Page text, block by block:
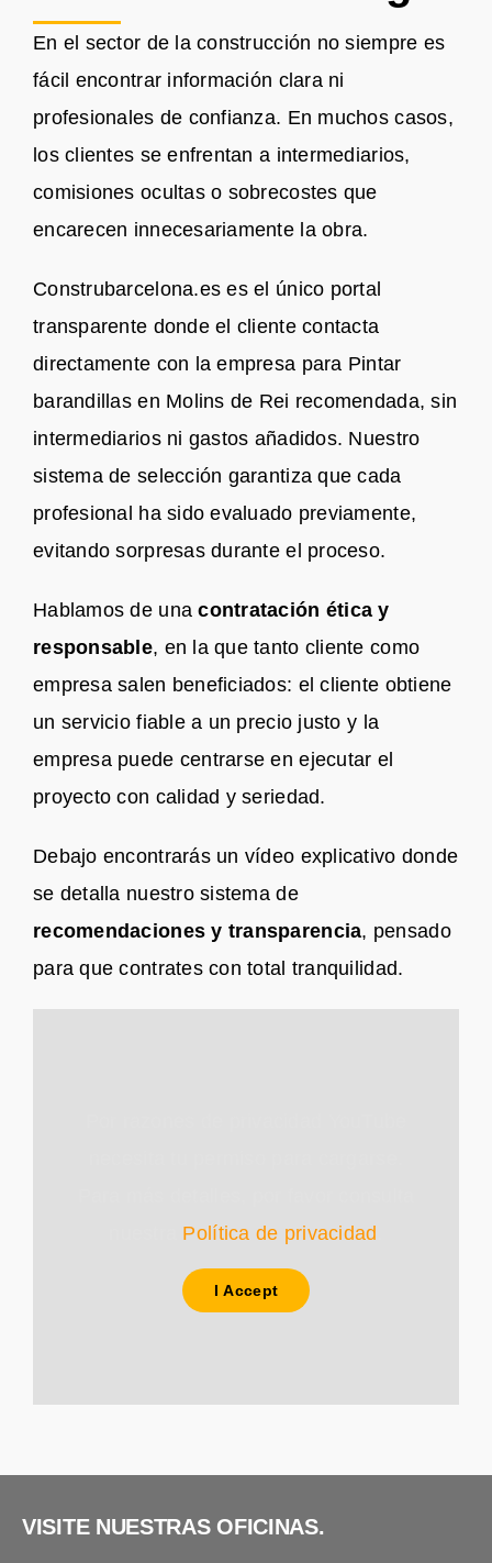
En el sector de la construcción no siempre es
fácil encontrar información clara ni
profesionales de confianza. En muchos casos,
los clientes se enfrentan a intermediarios,
comisiones ocultas o sobrecostes que
encarecen innecesariamente la obra.
Construbarcelona.es es el único portal
transparente donde el cliente contacta
directamente con la empresa para Pintar
barandillas en Molins de Rei recomendada, sin
intermediarios ni gastos añadidos. Nuestro
sistema de selección garantiza que cada
profesional ha sido evaluado previamente,
evitando sorpresas durante el proceso.
Hablamos de unacontratación ética y
responsable, en la que tanto cliente como
empresa salen beneficiados: el cliente obtiene
un servicio fiable a un precio justo y la
empresa puede centrarse en ejecutar el
proyecto con calidad y seriedad.
Debajo encontrarás un vídeo explicativo donde
se detalla nuestro sistema de
recomendaciones y transparencia, pensado
para que contrates con total tranquilidad.
Política de privacidad
I Accept
VISITE NUESTRAS OFICINAS.